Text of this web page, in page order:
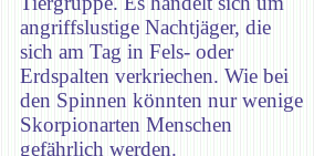
angriffslustige Nachtjäger, die
sich am Tag in Fels- oder
Erdspalten verkriechen. Wie bei
den Spinnen könnten nur wenige
Skorpionarten Menschen
gefährlich werden.